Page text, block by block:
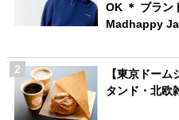
OK ＊ ブラン
Madhappy
【東京ドー
タンド・北欧